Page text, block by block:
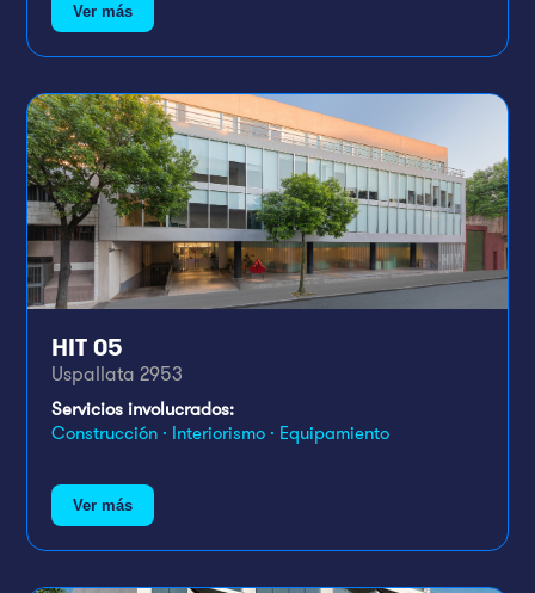
Ver más
HIT 05
Uspallata 2953
Servicios involucrados:
Construcción · Interiorismo · Equipamiento
Ver más